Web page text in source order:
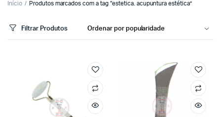
Início Produtos marcados com a tag “estetica. acupuntura estética”
Filtrar Produtos